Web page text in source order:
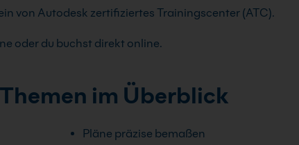
von Autodesk zertifiziertes Trainingscenter (ATC).
oder du buchst direkt online.
im Überblick
Pläne präzise bemaßen